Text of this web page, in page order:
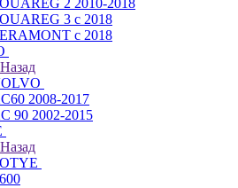
2 2010-2018
3 с 2018
с 2018
Назад
2008-2017
90 2002-2015
Назад